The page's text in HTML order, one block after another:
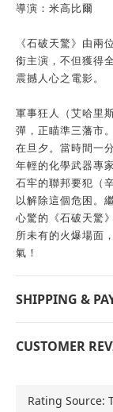
導演：米高比爾
《石破天驚》由兩
銜主演，不但獲得
震撼人心之電影。
軍事狂人（艾哈里
彈，正瞄準三藩市
在旦夕。當時間一
年輕的化學武器專
石牢的聯邦要犯（
以解除這個危困。
心驚的《石破天驚
所未有的火爆場面
氣！
SHIPPING &
CUSTOMER